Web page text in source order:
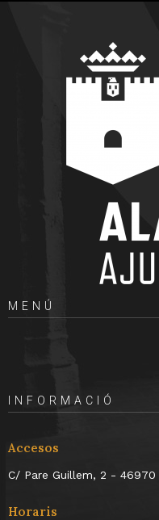
MENÚ
INFORMACIÓ
Accesos
C/ Pare Guillem, 2 - 46970
Horaris